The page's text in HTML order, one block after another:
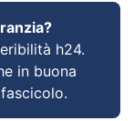
h24.
in buona